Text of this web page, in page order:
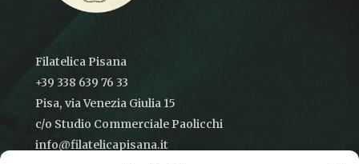
Filatelica Pisana
+39 338 639 76 33
Pisa, via Venezia Giulia 15
c/o Studio Commerciale Paolicchi
info@filatelicapisana.it